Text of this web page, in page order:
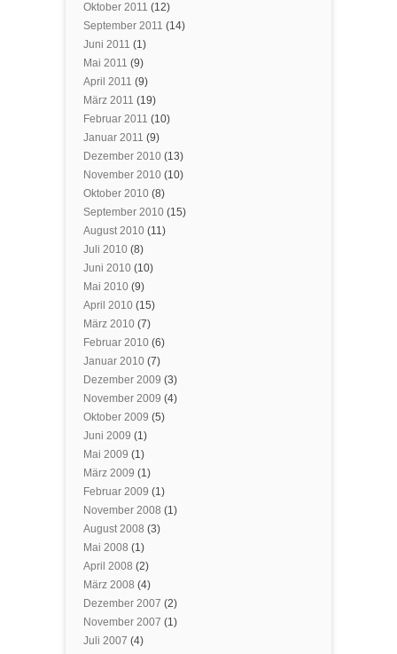
Oktober 2011 (12)
September 2011 (14)
Juni 2011 (1)
Mai 2011 (9)
April 2011 (9)
März 2011 (19)
Februar 2011 (10)
Januar 2011 (9)
Dezember 2010 (13)
November 2010 (10)
Oktober 2010 (8)
September 2010 (15)
August 2010 (11)
Juli 2010 (8)
Juni 2010 (10)
Mai 2010 (9)
April 2010 (15)
März 2010 (7)
Februar 2010 (6)
Januar 2010 (7)
Dezember 2009 (3)
November 2009 (4)
Oktober 2009 (5)
Juni 2009 (1)
Mai 2009 (1)
März 2009 (1)
Februar 2009 (1)
November 2008 (1)
August 2008 (3)
Mai 2008 (1)
April 2008 (2)
März 2008 (4)
Dezember 2007 (2)
November 2007 (1)
Juli 2007 (4)